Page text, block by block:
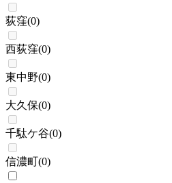
荻窪(0)
西荻窪(0)
東中野(0)
大久保(0)
千駄ケ谷(0)
信濃町(0)